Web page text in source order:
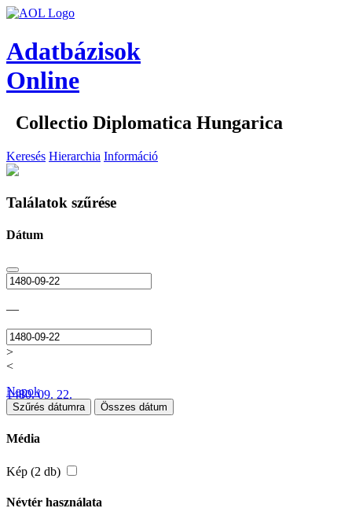
Adatbázisok
Online
Collectio Diplomatica Hungarica
Keresés Hierarchia Információ
Találatok szűrése
Dátum
—
>
<
1480. 09. 22.
Napok
Szűrés dátumra Összes dátum
Média
Kép (2 db)
Névtér használata